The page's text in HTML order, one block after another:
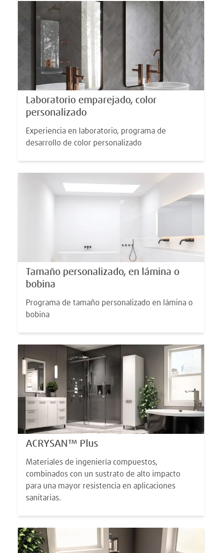
Laboratorio emparejado, color
personalizado
Experiencia en laboratorio, programa de
desarrollo de color personalizado
Tamaño personalizado, en lámina o
bobina
Programa de tamaño personalizado en lámina o
bobina
ACRYSAN™ Plus
Materiales de ingeniería compuestos,
combinados con un sustrato de alto impacto
para una mayor resistencia en aplicaciones
sanitarias.